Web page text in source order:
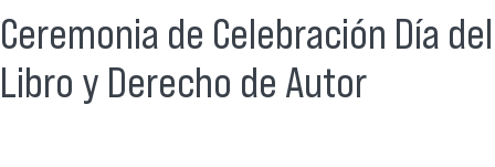
Ceremonia de Celebración Día del
Libro y Derecho de Autor